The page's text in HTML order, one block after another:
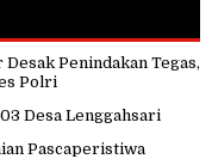
Penindakan Tegas,
Polri
Desa Lenggahsari
Pascaperistiwa